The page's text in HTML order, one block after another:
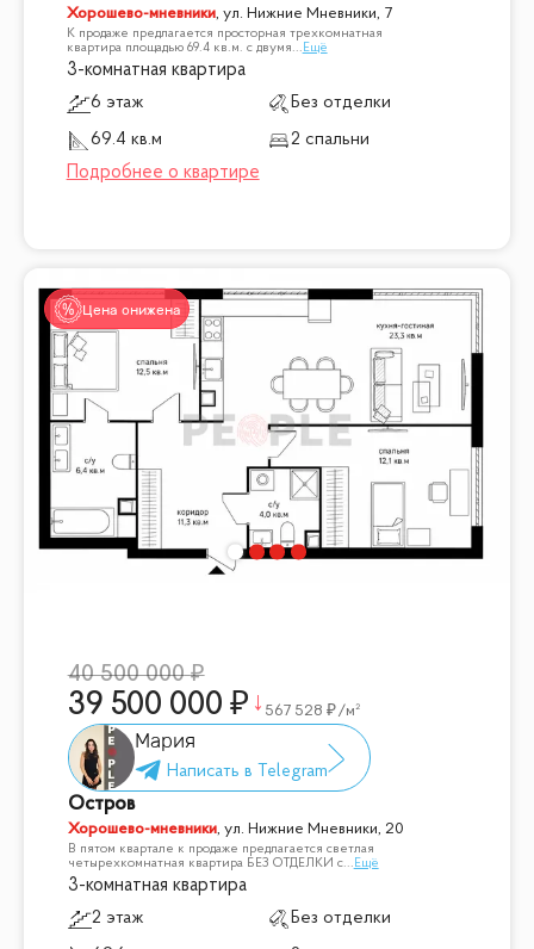
Хорошево-мневники, ул. Нижние Мневники, 7
К продаже предлагается просторная трехкомнатная
квартира площадью 69.4 кв.м. с двумя... Ещё
3-комнатная квартира
6 этаж
Без отделки
69.4 кв.м
2 спальни
Цена снижена
40 500 000
39 500 000 567 528 /м²
Мария
Остров
Хорошево-мневники, ул. Нижние Мневники, 20
В пятом квартале к продаже предлагается светлая
четырехкомнатная квартира БЕЗ ОТДЕЛКИ с... Ещё
3-комнатная квартира
2 этаж
Без отделки